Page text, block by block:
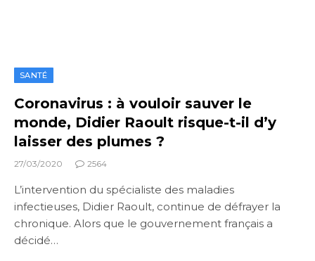
SANTÉ
Coronavirus : à vouloir sauver le
monde, Didier Raoult risque-t-il d’y
laisser des plumes ?
27/03/2020 2564
L’intervention du spécialiste des maladies
infectieuses, Didier Raoult, continue de défrayer la
chronique. Alors que le gouvernement français a
décidé…